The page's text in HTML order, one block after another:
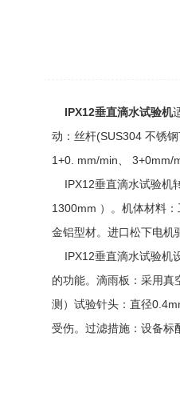
IPX12垂直滴水试验机
动：丝杆(SUS304 不锈
1+0. mm/min、 3+0mm/
IPX12垂直滴水试验机
1300mm ）。机体材料
金铝型材。进口松下电机
IPX12垂直滴水试验机
的功能。滴雨板：采用
测）试验针头：直径
受伤。过滤措施：设备标